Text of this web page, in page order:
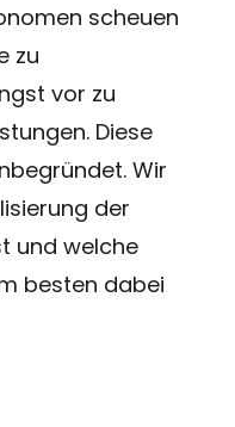
scheuen
zu
vor zu
Diese
Wir
der
und welche
besten dabei